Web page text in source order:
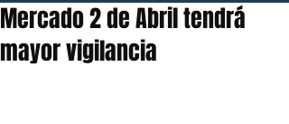
Mercado 2 de Abril tendrá
mayor vigilancia